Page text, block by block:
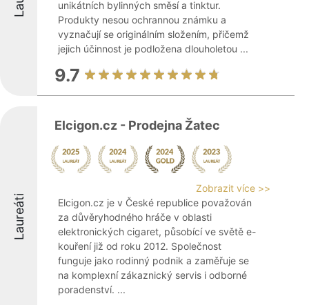
unikátních bylinných směsí a tinktur.
Produkty nesou ochrannou známku a
vyznačují se originálním složením, přičemž
jejich účinnost je podložena dlouholetou ...
9.7
Laureáti
Elcigon.cz - Prodejna Žatec
Zobrazit více >>
Elcigon.cz je v České republice považován
za důvěryhodného hráče v oblasti
elektronických cigaret, působící ve světě e-
kouření již od roku 2012. Společnost
funguje jako rodinný podnik a zaměřuje se
na komplexní zákaznický servis i odborné
poradenství. ...